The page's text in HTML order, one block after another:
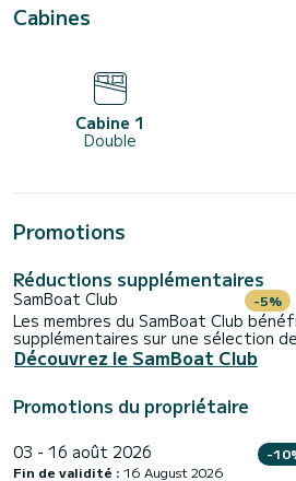
Cabines
Cabine 1
Double
Promotions
Réductions supplémentaires
SamBoat Club -5%
Les membres du SamBoat Club
supplémentaires sur une sélection
Découvrez le SamBoat Club
Promotions du propriétaire
03 - 16 août 2026
Fin de validité : 16 August 2026
-